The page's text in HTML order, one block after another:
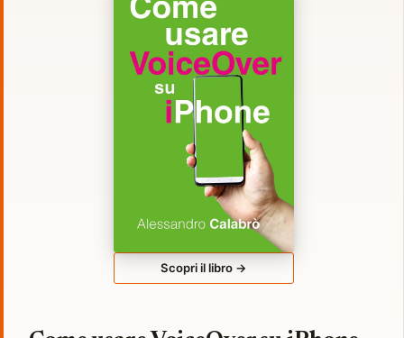
Scopri il libro →